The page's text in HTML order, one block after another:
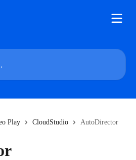
Play CloudStudio AutoDirector